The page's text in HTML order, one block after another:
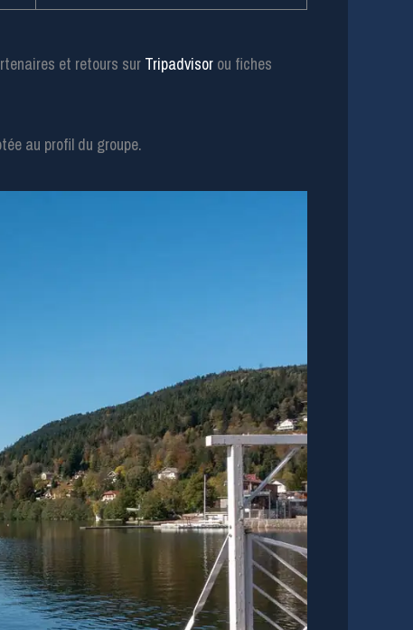
et retours sur Tripadvisor ou fiches
au profil du groupe.